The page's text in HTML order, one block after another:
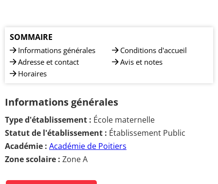
SOMMAIRE
Informations générales
Adresse et contact
Horaires
Conditions d'accueil
Avis et notes
Informations générales
Type d'établissement : École maternelle
Statut de l'établissement : Établissement Public
Académie : Académie de Poitiers
Zone scolaire : Zone A